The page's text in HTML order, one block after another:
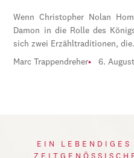
Wenn Christopher Nolan
Damon in die Rolle des
sich zwei Erzähltraditionen,
Marc Trappendreher 6.
EIN LEBENDIGES